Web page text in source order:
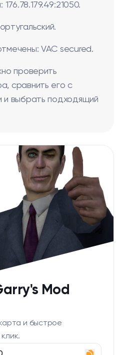
VAC secured.
проверить
сравнить его с
и выбрать подходящий
Mod
и быстрое